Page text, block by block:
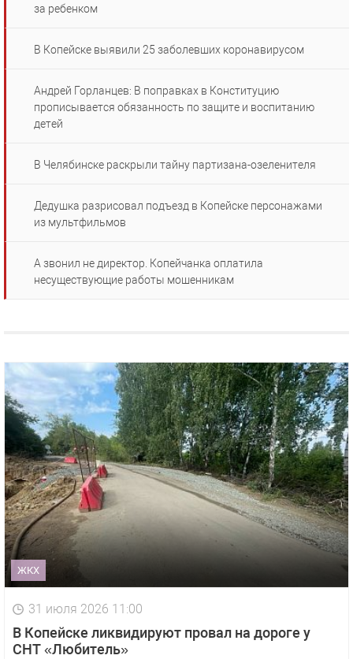
за ребенком
В Копейске выявили 25 заболевших коронавирусом
Андрей Горланцев: В поправках в Конституцию
прописывается обязанность по защите и воспитанию
детей
В Челябинске раскрыли тайну партизана-озеленителя
Дедушка разрисовал подъезд в Копейске персонажами
из мультфильмов
А звонил не директор. Копейчанка оплатила
несуществующие работы мошенникам
ЖКХ
31 июля 2026 11:00
В Копейске ликвидируют провал на дороге у
СНТ «Любитель»